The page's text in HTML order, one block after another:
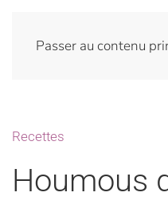
Passer au contenu
Recettes
Houmous